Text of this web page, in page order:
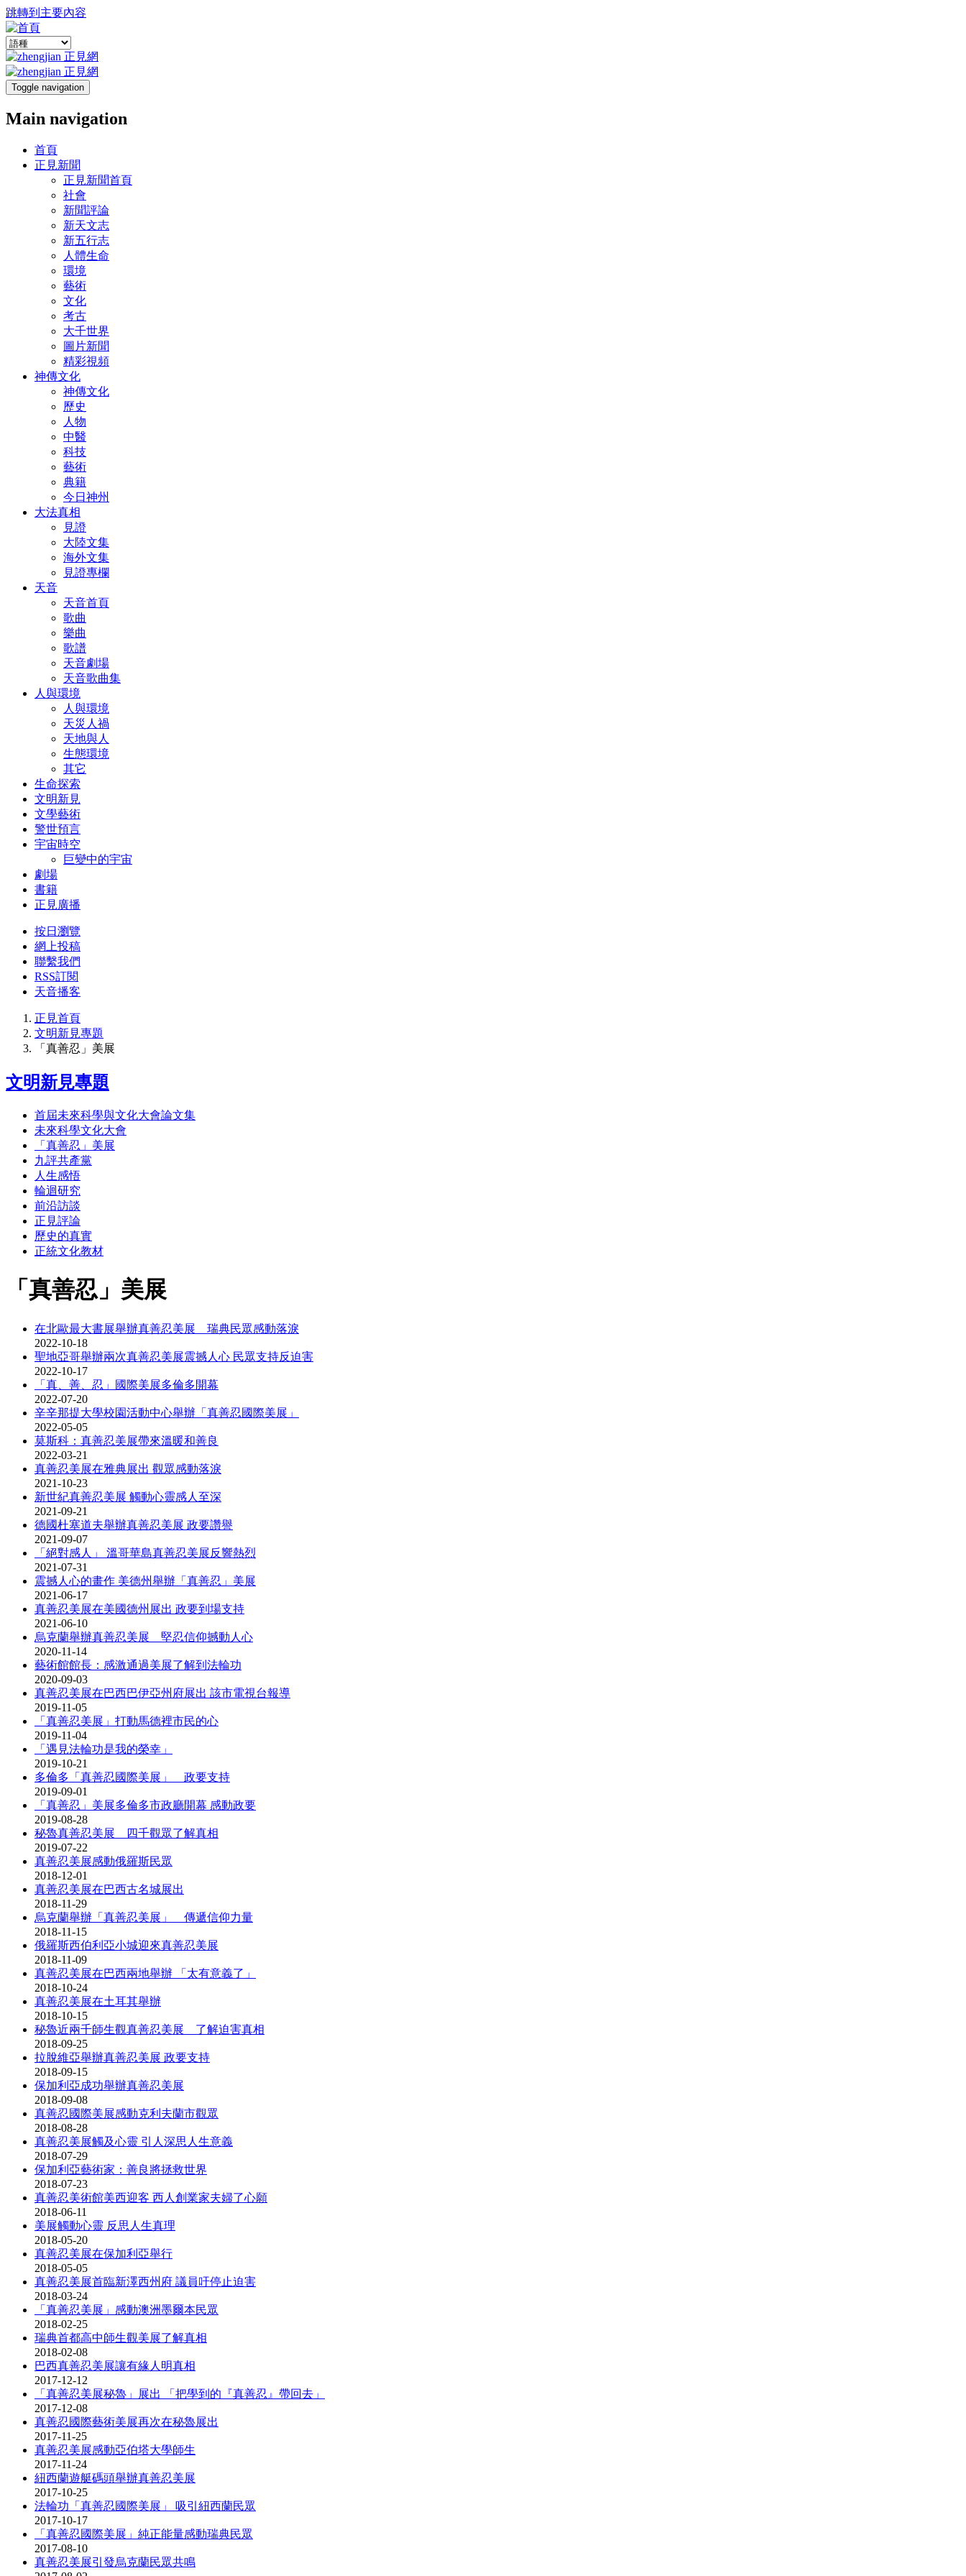
跳轉到主要內容
Toggle navigation
Main navigation
首頁
正見新聞
正見新聞首頁
社會
新聞評論
新天文志
新五行志
人體生命
環境
藝術
文化
考古
大千世界
圖片新聞
精彩視頻
神傳文化
神傳文化
歷史
人物
中醫
科技
藝術
典籍
今日神州
大法真相
見證
大陸文集
海外文集
見證專欄
天音
天音首頁
歌曲
樂曲
歌譜
天音劇場
天音歌曲集
人與環境
人與環境
天災人禍
天地與人
生態環境
其它
生命探索
文明新見
文學藝術
警世預言
宇宙時空
巨變中的宇宙
劇場
書籍
正見廣播
按日瀏覽
網上投稿
聯繫我們
RSS訂閱
天音播客
正見首頁
文明新見專題
「真善忍」美展
文明新見專題
首屆未來科學與文化大會論文集
未來科學文化大會
「真善忍」美展
九評共產黨
人生感悟
輪迴研究
前沿訪談
正見評論
歷史的真實
正統文化教材
「真善忍」美展
在北歐最大書展舉辦真善忍美展 瑞典民眾感動落淚
2022-10-18
聖地亞哥舉辦兩次真善忍美展震撼人心 民眾支持反迫害
2022-10-17
「真、善、忍」國際美展多倫多開幕
2022-07-20
辛辛那提大學校園活動中心舉辦「真善忍國際美展」
2022-05-05
莫斯科：真善忍美展帶來溫暖和善良
2022-03-21
真善忍美展在雅典展出 觀眾感動落淚
2021-10-23
新世紀真善忍美展 觸動心靈感人至深
2021-09-21
德國杜塞道夫舉辦真善忍美展 政要讚譽
2021-09-07
「絕對感人」 溫哥華島真善忍美展反響熱烈
2021-07-31
震撼人心的畫作 美德州舉辦「真善忍」美展
2021-06-17
真善忍美展在美國德州展出 政要到場支持
2021-06-10
烏克蘭舉辦真善忍美展 堅忍信仰撼動人心
2020-11-14
藝術館館長：感激通過美展了解到法輪功
2020-09-03
真善忍美展在巴西巴伊亞州府展出 該市電視台報導
2019-11-05
「真善忍美展」打動馬德裡市民的心
2019-11-04
「遇見法輪功是我的榮幸」
2019-10-21
多倫多「真善忍國際美展」 政要支持
2019-09-01
「真善忍」美展多倫多市政廳開幕 感動政要
2019-08-28
秘魯真善忍美展 四千觀眾了解真相
2019-07-22
真善忍美展感動俄羅斯民眾
2018-12-01
真善忍美展在巴西古名城展出
2018-11-29
烏克蘭舉辦「真善忍美展」 傳遞信仰力量
2018-11-15
俄羅斯西伯利亞小城迎來真善忍美展
2018-11-09
真善忍美展在巴西兩地舉辦 「太有意義了」
2018-10-24
真善忍美展在土耳其舉辦
2018-10-15
秘魯近兩千師生觀真善忍美展 了解迫害真相
2018-09-25
拉脫維亞舉辦真善忍美展 政要支持
2018-09-15
保加利亞成功舉辦真善忍美展
2018-09-08
真善忍國際美展感動克利夫蘭市觀眾
2018-08-28
真善忍美展觸及心靈 引人深思人生意義
2018-07-29
保加利亞藝術家：善良將拯救世界
2018-07-23
真善忍美術館美西迎客 西人創業家夫婦了心願
2018-06-11
美展觸動心靈 反思人生真理
2018-05-20
真善忍美展在保加利亞舉行
2018-05-05
真善忍美展首臨新澤西州府 議員吁停止迫害
2018-03-24
「真善忍美展」感動澳洲墨爾本民眾
2018-02-25
瑞典首都高中師生觀美展了解真相
2018-02-08
巴西真善忍美展讓有緣人明真相
2017-12-12
「真善忍美展秘魯」展出 「把學到的『真善忍』帶回去」
2017-12-08
真善忍國際藝術美展再次在秘魯展出
2017-11-25
真善忍美展感動亞伯塔大學師生
2017-11-24
紐西蘭遊艇碼頭舉辦真善忍美展
2017-10-25
法輪功「真善忍國際美展」 吸引紐西蘭民眾
2017-10-17
「真善忍國際美展」純正能量感動瑞典民眾
2017-08-10
真善忍美展引發烏克蘭民眾共鳴